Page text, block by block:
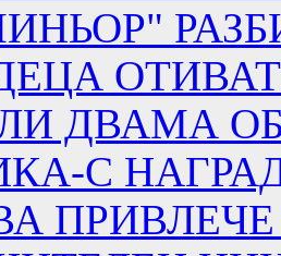
ДВАМА
С